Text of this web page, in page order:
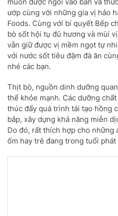
muốn được ngồi vào bàn và
ướp cùng với những gia vị hảo
Foods. Cùng với bí quyết Bếp
bò sốt hội tụ đủ hương và mùi
vẫn giữ được vị mềm ngọt tự
với nước sốt tiêu đậm đà ăn
nhé các bạn.
Thịt bò, nguồn dinh dưỡng
thể khỏe mạnh. Các dưỡng
thúc đẩy quá trình tái tạo hồng
bắp, xây dựng khả năng miễn
Do đó, rất thích hợp cho những
ốm hay trẻ đang trong tuổi phát